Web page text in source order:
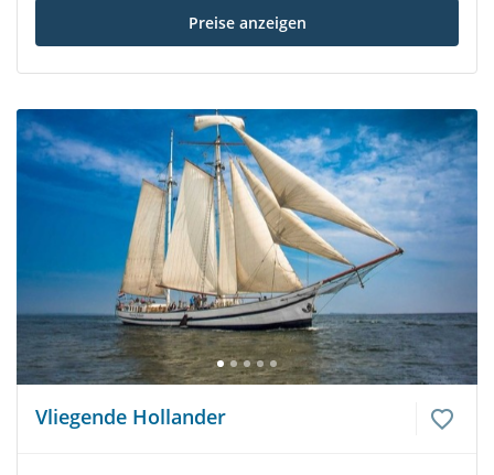
Preise anzeigen
Vliegende Hollander